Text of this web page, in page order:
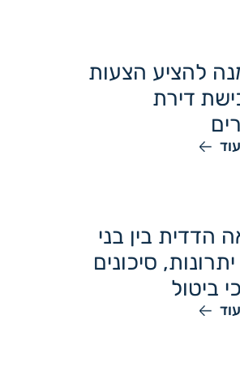
להציע הצעות
דירת
הדדית בין בני
יתרונות, סיכונים
ביטול